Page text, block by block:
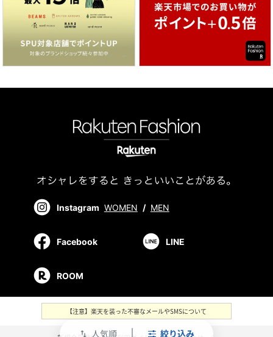
swap_vert 人気順 絞り込み
Instagram WOMEN / MEN
Facebook LINE
ROOM
【注意】楽天を装った不審なメールやSMSについて